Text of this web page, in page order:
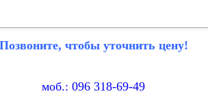
Позвоните, чтобы уточнить цену!
моб.: 096 318-69-49